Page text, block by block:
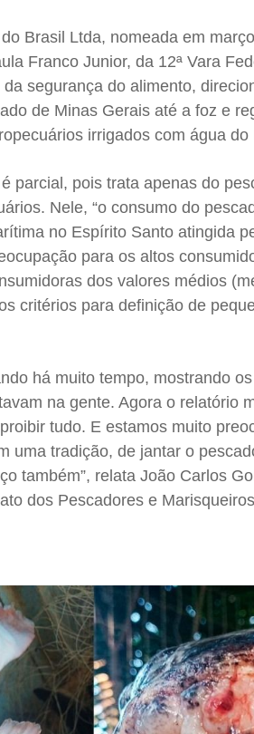
Brasil Ltda, nomeada em
Franco Junior, da 12ª Vara
segurança do alimento,
de Minas Gerais até a foz e
irrigados com água do
parcial, pois trata apenas do
Nele, “o consumo do
no Espírito Santo atingida
para os altos
dos valores médios
critérios para definição de
há muito tempo, mostrando
na gente. Agora o relatório
tudo. E estamos muito
uma tradição, de jantar o
também”, relata João Carlos
dos Pescadores e